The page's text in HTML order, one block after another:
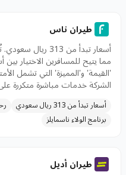
طيران ناس
أسعار تبدأ من
مما يتيح للمسافرين الاختيار
'القيمة' و'المميزة' التي تشمل
الشركة خدمات مباشرة متكررة
أسعار تبدأ من 313 ريال سعودي
برنامج الولاء ناسمايلز
طيران أديل